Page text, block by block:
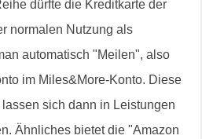
dürfte die Kreditkarte der
normalen Nutzung als
automatisch "Meilen", also
im Miles&More-Konto. Diese
sich dann in Leistungen
Ähnliches bietet die "Amazon